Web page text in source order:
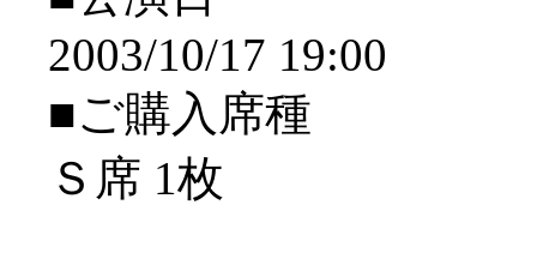
2003/10/17 19:00
■ご購入席種
Ｓ席 1枚